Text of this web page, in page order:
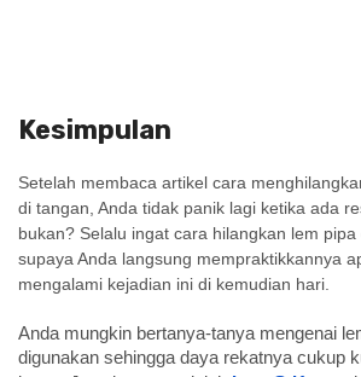
Kesimpulan
Setelah membaca artikel cara
di tangan , Anda tidak panik lagi ketika ada
bukan? Selalu ingat cara hilangkan lem pipa
supaya Anda langsung mempraktikkannya
mengalami kejadian ini di kemudian hari.
Anda mungkin bertanya-tanya mengenai
digunakan sehingga daya rekatnya cukup